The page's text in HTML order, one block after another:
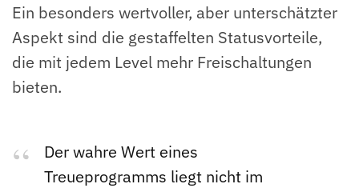
Ein besonders wertvoller, aber unterschätzter
Aspekt sind die gestaffelten Statusvorteile,
die mit jedem Level mehr Freischaltungen
bieten.
Der wahre Wert eines
Treueprogramms liegt nicht im